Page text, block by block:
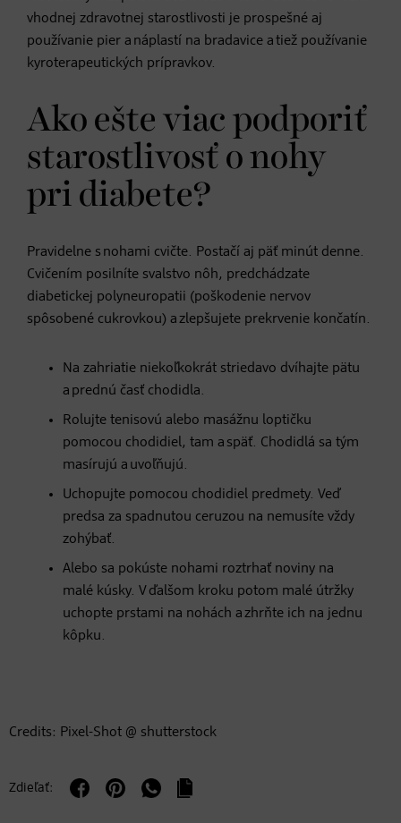
vhodnej zdravotnej starostlivosti je prospešné aj
používanie pier a náplastí na bradavice a tiež používanie
kyroterapeutických prípravkov.
Ako ešte viac podporiť
starostlivosť o nohy
pri diabete?
Pravidelne s nohami cvičte. Postačí aj päť minút denne.
Cvičením posilníte svalstvo nôh, predchádzate
diabetickej polyneuropatii (poškodenie nervov
spôsobené cukrovkou) a zlepšujete prekrvenie končatín.
Na zahriatie niekoľkokrát striedavo dvíhajte pätu
a prednú časť chodidla.
Rolujte tenisovú alebo masážnu loptičku
pomocou chodidiel, tam a späť. Chodidlá sa tým
masírujú a uvoľňujú.
Uchopujte pomocou chodidiel predmety. Veď
predsa za spadnutou ceruzou na nemusíte vždy
zohýbať.
Alebo sa pokúste nohami roztrhať noviny na
malé kúsky. V ďalšom kroku potom malé útržky
uchopte prstami na nohách a zhrňte ich na jednu
kôpku.
Credits: Pixel-Shot @ shutterstock
Zdieľať: